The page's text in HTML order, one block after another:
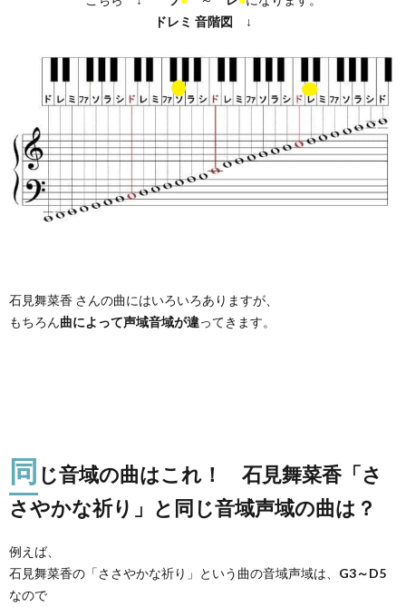
ドレミ 音階図 ↓
石見舞菜香 さんの曲にはいろいろありますが、
もちろん曲によって声域音域が違ってきます。
同 じ音域の曲はこれ！ 石見舞菜香「さ
さやかな祈り」と同じ音域声域の曲は？
例えば、
石見舞菜香の「ささやかな祈り」という曲の音域声域は、 G3～D5
なので